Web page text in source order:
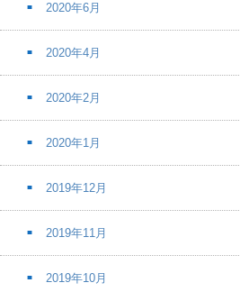
2020年6月
2020年4月
2020年2月
2020年1月
2019年12月
2019年11月
2019年10月